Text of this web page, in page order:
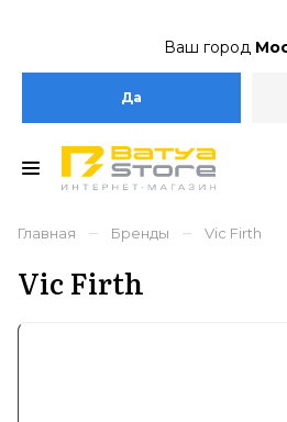
Ваш город
Да
Главная – Бренды – Vic Firth
Vic Firth